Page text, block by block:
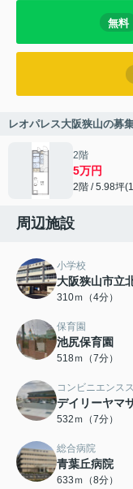
無料
レオパレス大阪狭山の募
2階
5万円
2階 / 5.98坪
周辺施設
小学校
大阪狭山市立
310ｍ（4分）
保育園
池尻保育園
518ｍ（7分）
コンビニエンス
デイリーヤマ
532ｍ（7分）
総合病院
青葉丘病院
633ｍ（8分）